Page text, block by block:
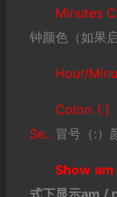
Minutes
钟颜色（如果
Hour/
Colon (:)
Se.. 冒号（:）
Show